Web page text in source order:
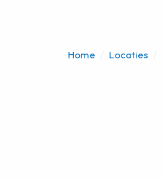
Home Locaties